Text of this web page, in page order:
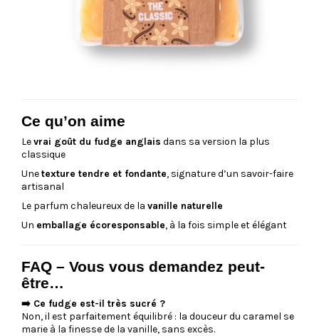
Ce qu’on aime
Levrai goût du fudge anglais dans sa version la plus
classique
Unetexture tendre et fondante, signature d’un savoir-faire
artisanal
Le parfum chaleureux de la vanille naturelle
Un emballage écoresponsable, à la fois simple et élégant
FAQ – Vous vous demandez peut-
être…
➡️ Ce fudge est-il très sucré ?
Non, il est parfaitement équilibré : la douceur du caramel se
marie à la finesse de la vanille, sans excès.